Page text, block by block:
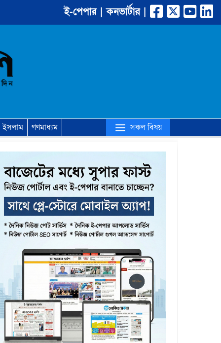
ই-পেপার |
(current) কনভার্টার |
ইসলাম গণমাধ্যম সকল বিষয়